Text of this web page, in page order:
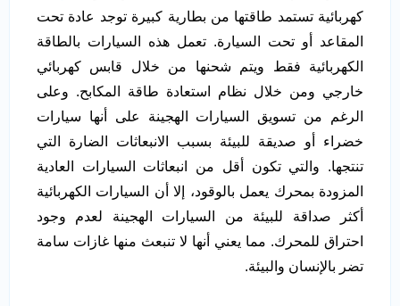
كهربائية تستمد طاقتها من بطارية كبيرة توجد عادة تحت
المقاعد أو تحت السيارة. تعمل هذه السيارات بالطاقة
الكهربائية فقط ويتم شحنها من خلال قابس كهربائي
خارجي ومن خلال نظام استعادة طاقة المكابح. وعلى
الرغم من تسويق السيارات الهجينة على أنها سيارات
خضراء أو صديقة للبيئة بسبب الانبعاثات الضارة التي
تنتجها. والتي تكون أقل من انبعاثات السيارات العادية
المزودة بمحرك يعمل بالوقود، إلا أن السيارات الكهربائية
أكثر صداقة للبيئة من السيارات الهجينة لعدم وجود
احتراق للمحرك. مما يعني أنها لا تنبعث منها غازات سامة
تضر بالإنسان والبيئة.